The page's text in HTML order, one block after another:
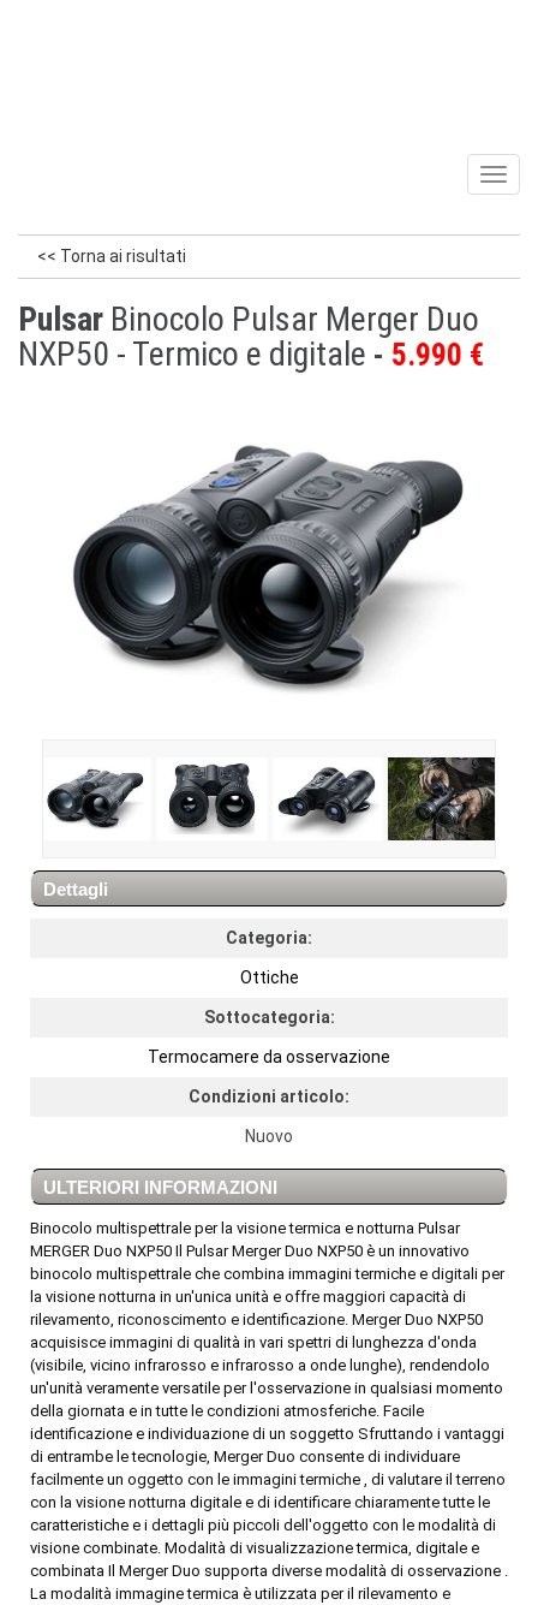
<< Torna ai risultati
Pulsar Binocolo Pulsar Merger Duo
NXP50 - Termico e digitale
5.990 €
Dettagli
Categoria:
Ottiche
Sottocategoria:
Termocamere da osservazione
Condizioni articolo:
Nuovo
ULTERIORI INFORMAZIONI
Binocolo multispettrale per la visione termica e notturna Pulsar
MERGER Duo NXP50 Il Pulsar Merger Duo NXP50 è un innovativo
binocolo multispettrale che combina immagini termiche e digitali per
la visione notturna in un'unica unità e offre maggiori capacità di
rilevamento, riconoscimento e identificazione. Merger Duo NXP50
acquisisce immagini di qualità in vari spettri di lunghezza d'onda
(visibile, vicino infrarosso e infrarosso a onde lunghe), rendendolo
un'unità veramente versatile per l'osservazione in qualsiasi momento
della giornata e in tutte le condizioni atmosferiche. Facile
identificazione e individuazione di un soggetto Sfruttando i vantaggi
di entrambe le tecnologie, Merger Duo consente di individuare
facilmente un oggetto con le immagini termiche , di valutare il terreno
con la visione notturna digitale e di identificare chiaramente tutte le
caratteristiche e i dettagli più piccoli dell'oggetto con le modalità di
visione combinate. Modalità di visualizzazione termica, digitale e
combinata Il Merger Duo supporta diverse modalità di osservazione .
La modalità immagine termica è utilizzata per il rilevamento e